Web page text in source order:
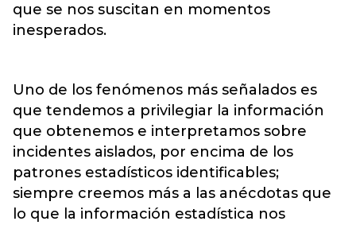
que se nos suscitan en momentos
inesperados.
Uno de los fenómenos más señalados es
que tendemos a privilegiar la información
que obtenemos e interpretamos sobre
incidentes aislados, por encima de los
patrones estadísticos identificables;
siempre creemos más a las anécdotas que
lo que la información estadística nos